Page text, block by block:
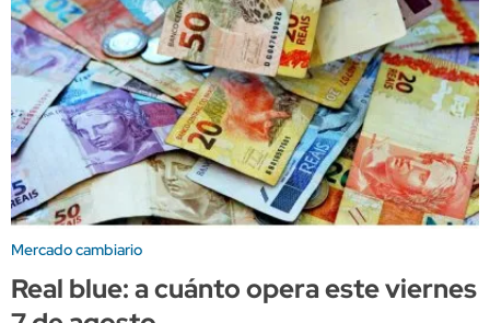
Mercado cambiario
Real blue: a cuánto opera este viernes